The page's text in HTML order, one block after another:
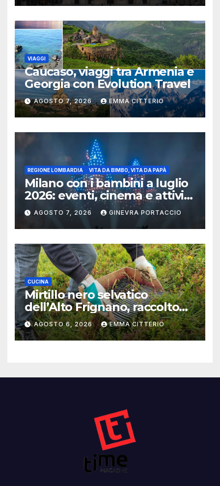
VIAGGI
Caucaso, viaggi tra Armenia e
Georgia con Evolution Travel
AGOSTO 7, 2026 EMMA CITTERIO
REGIONE LOMBARDIA VITA DA BIMBO, VITA DA PAPÀ
Milano con i bambini a luglio
2026: eventi, cinema e attività
per famiglie
AGOSTO 7, 2026 GINEVRA PORTACCIO
CUCINA
Mirtillo nero selvatico
dell’Alto Frignano, raccolto
buono e clima da monitorare
AGOSTO 6, 2026 EMMA CITTERIO